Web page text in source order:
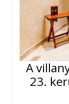
A
23.